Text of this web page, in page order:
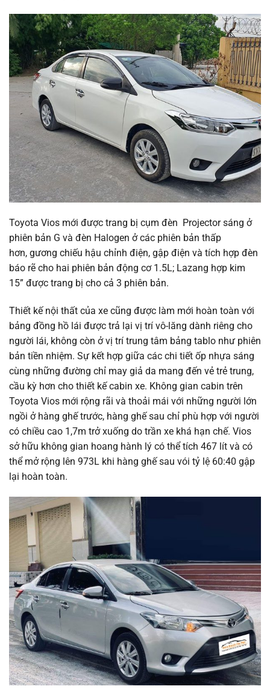
Toyota Vios mới được trang bị cụm đèn Projector sáng ở
phiên bản G và đèn Halogen ở các phiên bản thấp
hơn, gương chiếu hậu chỉnh điện, gập điện và tích hợp đèn
báo rẽ cho hai phiên bản động cơ 1.5L; Lazang hợp kim
15” được trang bị cho cả 3 phiên bản.
Thiết kế nội thất của xe cũng được làm mới hoàn toàn với
bảng đồng hồ lái được trả lại vị trí vô-lăng dành riêng cho
người lái, không còn ở vị trí trung tâm bảng tablo như phiên
bản tiền nhiệm. Sự kết hợp giữa các chi tiết ốp nhựa sáng
cùng những đường chỉ may giả da mang đến vẻ trẻ trung,
cầu kỳ hơn cho thiết kế cabin xe. Không gian cabin trên
Toyota Vios mới rộng rãi và thoải mái với những người lớn
ngồi ở hàng ghế trước, hàng ghế sau chỉ phù hợp với người
có chiều cao 1,7m trở xuống do trần xe khá hạn chế. Vios
sở hữu không gian hoang hành lý có thể tích 467 lít và có
thể mở rộng lên 973L khi hàng ghế sau vói tỷ lệ 60:40 gập
lại hoàn toàn.